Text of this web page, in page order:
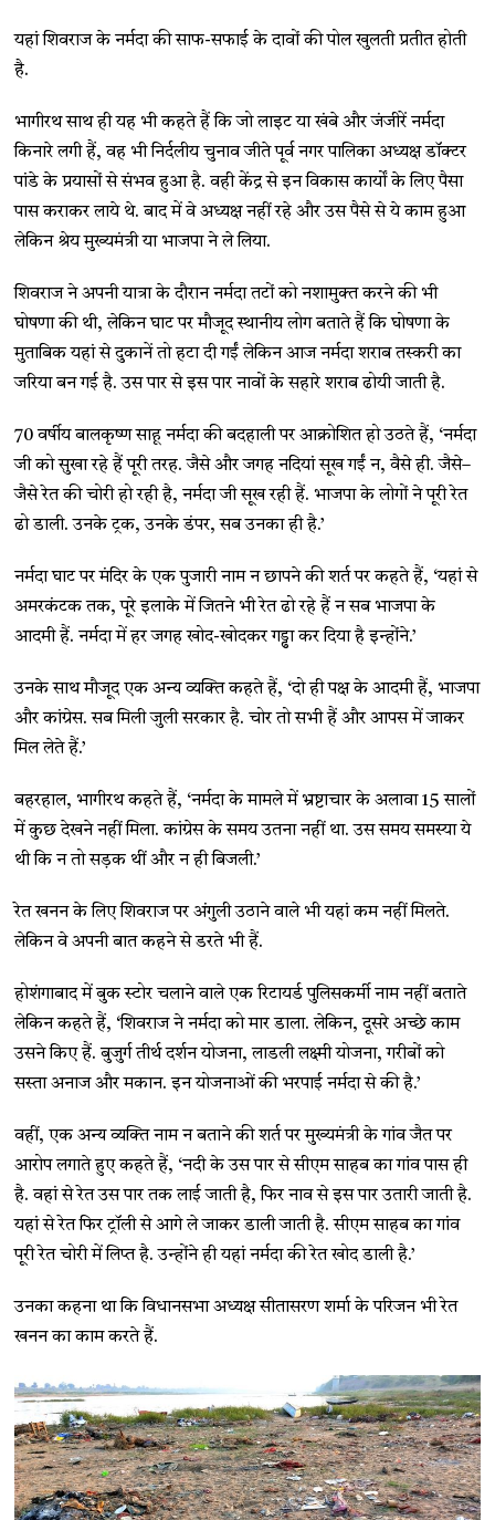
यहां शिवराज के नर्मदा की साफ-सफाई के दावों की पोल खुलती प्रतीत होती
है.
भागीरथ साथ ही यह भी कहते हैं कि जो लाइट या खंबे और जंजीरें नर्मदा
किनारे लगी हैं, वह भी निर्दलीय चुनाव जीते पूर्व नगर पालिका अध्यक्ष डॉक्टर
पांडे के प्रयासों से संभव हुआ है. वही केंद्र से इन विकास कार्यों के लिए पैसा
पास कराकर लाये थे. बाद में वे अध्यक्ष नहीं रहे और उस पैसे से ये काम हुआ
लेकिन श्रेय मुख्यमंत्री या भाजपा ने ले लिया.
शिवराज ने अपनी यात्रा के दौरान नर्मदा तटों को नशामुक्त करने की भी
घोषणा की थी, लेकिन घाट पर मौजूद स्थानीय लोग बताते हैं कि घोषणा के
मुताबिक यहां से दुकानें तो हटा दी गईं लेकिन आज नर्मदा शराब तस्करी का
जरिया बन गई है. उस पार से इस पार नावों के सहारे शराब ढोयी जाती है.
70 वर्षीय बालकृष्ण साहू नर्मदा की बदहाली पर आक्रोशित हो उठते हैं, ‘नर्मदा
जी को सुखा रहे हैं पूरी तरह. जैसे और जगह नदियां सूख गईं न, वैसे ही. जैसे–
जैसे रेत की चोरी हो रही है, नर्मदा जी सूख रही हैं. भाजपा के लोगों ने पूरी रेत
ढो डाली. उनके ट्रक, उनके डंपर, सब उनका ही है.’
नर्मदा घाट पर मंदिर के एक पुजारी नाम न छापने की शर्त पर कहते हैं, ‘यहां से
अमरकंटक तक, पूरे इलाके में जितने भी रेत ढो रहे हैं न सब भाजपा के
आदमी हैं. नर्मदा में हर जगह खोद-खोदकर गड्ढा कर दिया है इन्होंने.’
उनके साथ मौजूद एक अन्य व्यक्ति कहते हैं, ‘दो ही पक्ष के आदमी हैं, भाजपा
और कांग्रेस. सब मिली जुली सरकार है. चोर तो सभी हैं और आपस में जाकर
मिल लेते हैं.’
बहरहाल, भागीरथ कहते हैं, ‘नर्मदा के मामले में भ्रष्टाचार के अलावा 15 सालों
में कुछ देखने नहीं मिला. कांग्रेस के समय उतना नहीं था. उस समय समस्या ये
थी कि न तो सड़क थीं और न ही बिजली.’
रेत खनन के लिए शिवराज पर अंगुली उठाने वाले भी यहां कम नहीं मिलते.
लेकिन वे अपनी बात कहने से डरते भी हैं.
होशंगाबाद में बुक स्टोर चलाने वाले एक रिटायर्ड पुलिसकर्मी नाम नहीं बताते
लेकिन कहते हैं, ‘शिवराज ने नर्मदा को मार डाला. लेकिन, दूसरे अच्छे काम
उसने किए हैं. बुजुर्ग तीर्थ दर्शन योजना, लाडली लक्ष्मी योजना, गरीबों को
सस्ता अनाज और मकान. इन योजनाओं की भरपाई नर्मदा से की है.’
वहीं, एक अन्य व्यक्ति नाम न बताने की शर्त पर मुख्यमंत्री के गांव जैत पर
आरोप लगाते हुए कहते हैं, ‘नदी के उस पार से सीएम साहब का गांव पास ही
है. वहां से रेत उस पार तक लाई जाती है, फिर नाव से इस पार उतारी जाती है.
यहां से रेत फिर ट्रॉली से आगे ले जाकर डाली जाती है. सीएम साहब का गांव
पूरी रेत चोरी में लिप्त है. उन्होंने ही यहां नर्मदा की रेत खोद डाली है.’
उनका कहना था कि विधानसभा अध्यक्ष सीतासरण शर्मा के परिजन भी रेत
खनन का काम करते हैं.